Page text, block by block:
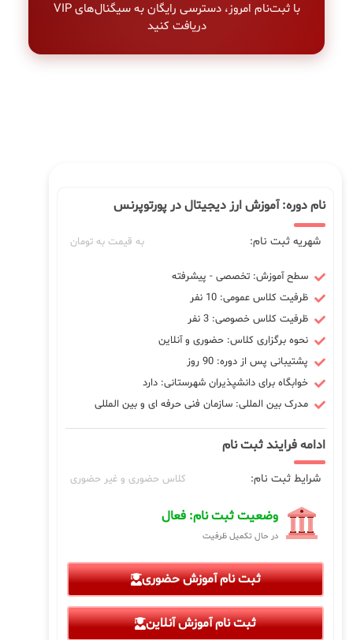
با ثبت‌نام امروز، دسترسی رایگان به سیگنال‌های VIP
دریافت کنید
نام دوره: آموزش ارز دیجیتال در پورتوپرنس
شهریه ثبت نام: به قیمت به تومان
سطح آموزش: تخصصی - پیشرفته
ظرفیت کلاس عمومی: 10 نفر
ظرفیت کلاس خصوصی: 3 نفر
نحوه برگزاری کلاس: حضوری و آنلاین
پشتیبانی پس از دوره: 90 روز
خوابگاه برای دانشپذیران شهرستانی: دارد
مدرک بین المللی: سازمان فنی حرفه ای و بین المللی
ادامه فرایند ثبت نام
شرایط ثبت نام: کلاس حضوری و غیر حضوری
وضعیت ثبت نام: فعال
در حال تکمیل ظرفیت
ثبت نام آموزش حضوری
ثبت نام آموزش آنلاین